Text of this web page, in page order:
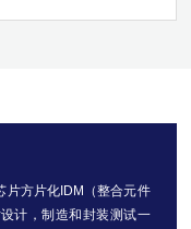
片方片化IDM（整合元件
计，制造和封装测试一